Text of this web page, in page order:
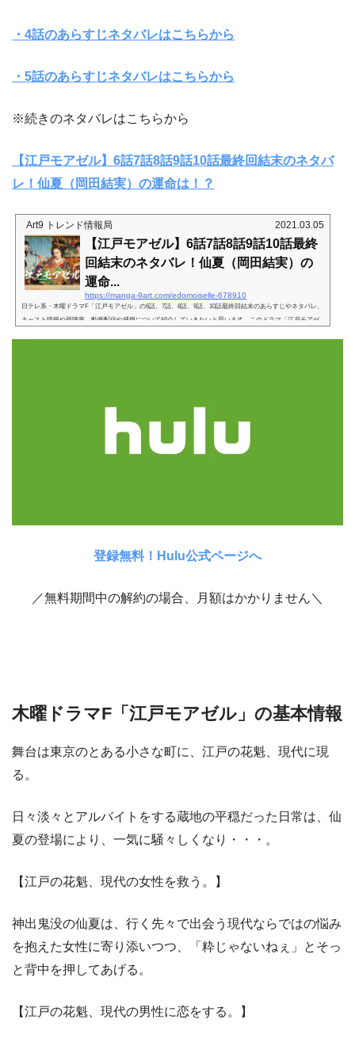
・4話のあらすじネタバレはこちらから
・5話のあらすじネタバレはこちらから
※続きのネタバレはこちらから
【江戸モアゼル】6話7話8話9話10話最終回結末のネタバ
レ！仙夏（岡田結実）の運命は！？
Art9 トレンド情報局 2021.03.05
【江戸モアゼル】6話7話8話9話10話最終
回結末のネタバレ！仙夏（岡田結実）の
運命...
https://manga-9art.com/edomoiselle-678910
日テレ系・木曜ドラマF「江戸モアゼル」の6話、7話、8話、9話、10話最終回結末のあらすじやネタバレ、
キャスト情報や視聴率、動画配信や感想について紹介していきたいと思います。このドラマ「江戸モアゼ
登録無料！Hulu公式ページへ
／無料期間中の解約の場合、月額はかかりません＼
木曜ドラマF「江戸モアゼル」の基本情報
舞台は東京のとある小さな町に、江戸の花魁、現代に現
る。
日々淡々とアルバイトをする蔵地の平穏だった日常は、仙
夏の登場により、一気に騒々しくなり・・・。
【江戸の花魁、現代の女性を救う。】
神出鬼没の仙夏は、行く先々で出会う現代ならではの悩み
を抱えた女性に寄り添いつつ、「粋じゃないねぇ」とそっ
と背中を押してあげる。
【江戸の花魁、現代の男性に恋をする。】